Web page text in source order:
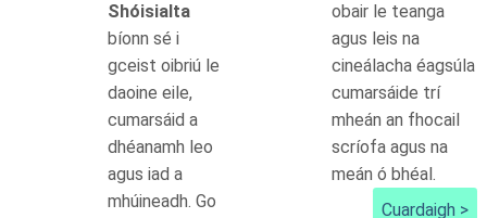
Shóisialta
bíonn sé i
gceist oibriú le
daoine eile,
cumarsáid a
dhéanamh leo
agus iad a
mhúineadh. Go
obair le teanga
agus leis na
cineálacha éagsúla
cumarsáide trí
mheán an fhocail
scríofa agus na
meán ó bhéal.
Cuardaigh >